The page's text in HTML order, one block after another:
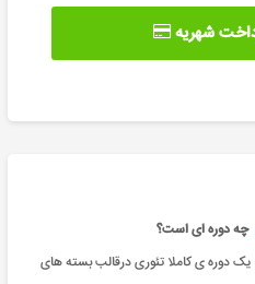
شهریه
چه دوره ای است؟
یکدوره ی کاملا تئوری درقالب بسته های